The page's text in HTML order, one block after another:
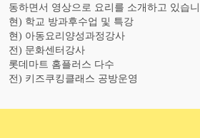
동하면서 영상으로 요리를 소개하고 있습
현) 학교 방과후수업 및 특강
현) 아동요리양성과정강사
전) 문화센터강사
롯데마트 홈플러스 다수
전) 키즈쿠킹클래스 공방운영